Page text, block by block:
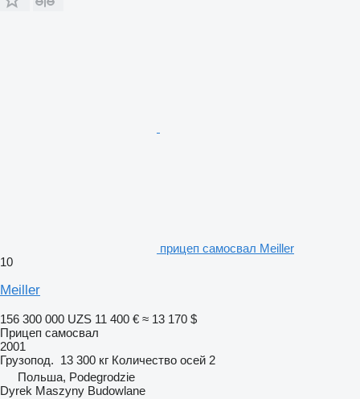
прицеп самосвал Meiller
10
Meiller
156 300 000 UZS 11 400 € ≈ 13 170 $
Прицеп самосвал
2001
Грузопод. 13 300 кг Количество осей 2
Польша, Podegrodzie
Dyrek Maszyny Budowlane